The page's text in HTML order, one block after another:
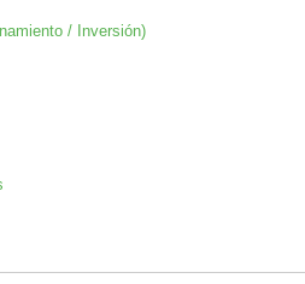
/ Inversión)